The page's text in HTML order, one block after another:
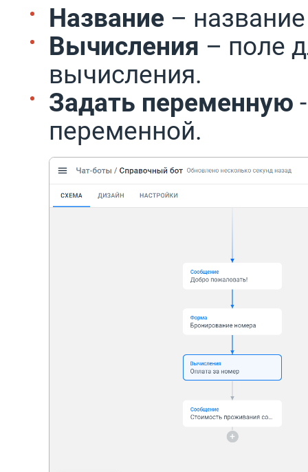
Название –
Вычисления – поле
вычисления.
Задать переменную
переменной.